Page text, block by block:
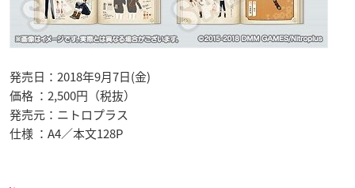
発売日：2018年9月7日(金)
価格 ：2,500円（税抜）
発売元：ニトロプラス
仕様 ：A4／本文128P